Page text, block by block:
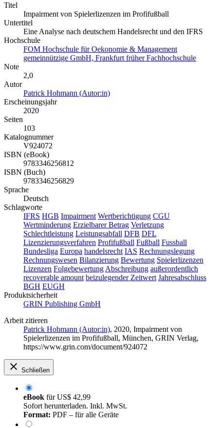
Titel
Impairment von Spielerlizenzen im Profifußball
Untertitel
Eine Analyse nach deutschem Handelsrecht und den IFRS
Hochschule
FOM Hochschule für Oekonomie & Management
gemeinnützige GmbH, Frankfurt früher Fachhochschule
Note
2,0
Autor
Patrick Hohmann (Autor:in)
Erscheinungsjahr
2020
Seiten
103
Katalognummer
V924072
ISBN (eBook)
9783346256812
ISBN (Buch)
9783346256829
Sprache
Deutsch
Schlagworte
IFRS HGB Impairment Wertberichtigung CGU
Wertminderung Erzielbarer Betrag Verletzung
Schlechtleistung Leistungsabfall DFB DFL
Lizenzierungsverfahren Profifußball Fußball Fussball
Bundesliga Europa handelsrecht IAS Rechnungslegung
Rechnungswesen Bilanzierung Bewertung Spielerlizenzen
Lizenzen Folgebewertung Abschreibung außerordentlich
recoverable amount beizulegender Zeitwert Jahresabschluss
BGH EUGH
Produktsicherheit
GRIN Publishing GmbH
Arbeit zitieren
Patrick Hohmann (Autor:in), 2020, Impairment von
Spielerlizenzen im Profifußball, München, GRIN Verlag,
https://www.grin.com/document/924072
Schließen
eBook fürUS$ 42,99
Sofort herunterladen. Inkl. MwSt.
Format: PDF – für alle Geräte